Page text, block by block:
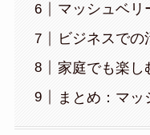
マッシュベリ
ビジネスでの
家庭でも楽し
まとめ：マ